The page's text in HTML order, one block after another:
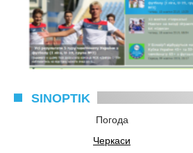
SINOPTIK
Погода
Черкаси